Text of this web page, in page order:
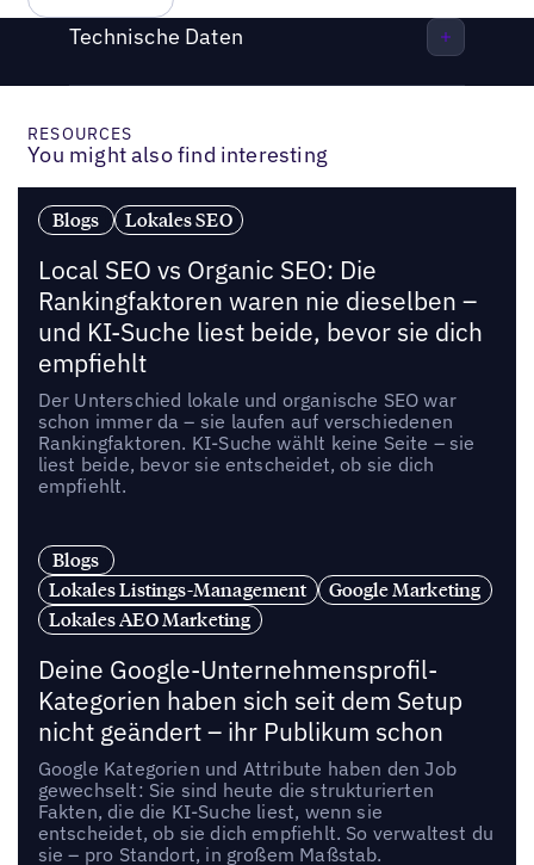
Technische Daten
RESOURCES
You might also find interesting
Blogs Lokales SEO
Local SEO vs Organic SEO: Die
Rankingfaktoren waren nie dieselben –
und KI-Suche liest beide, bevor sie dich
empfiehlt
Der Unterschied lokale und organische SEO war
schon immer da – sie laufen auf verschiedenen
Rankingfaktoren. KI-Suche wählt keine Seite – sie
liest beide, bevor sie entscheidet, ob sie dich
empfiehlt.
Blogs
Lokales Listings-Management
Google Marketing
Lokales AEO Marketing
Deine Google-Unternehmensprofil-
Kategorien haben sich seit dem Setup
nicht geändert – ihr Publikum schon
Google Kategorien und Attribute haben den Job
gewechselt: Sie sind heute die strukturierten
Fakten, die die KI-Suche liest, wenn sie
entscheidet, ob sie dich empfiehlt. So verwaltest du
sie – pro Standort, in großem Maßstab.